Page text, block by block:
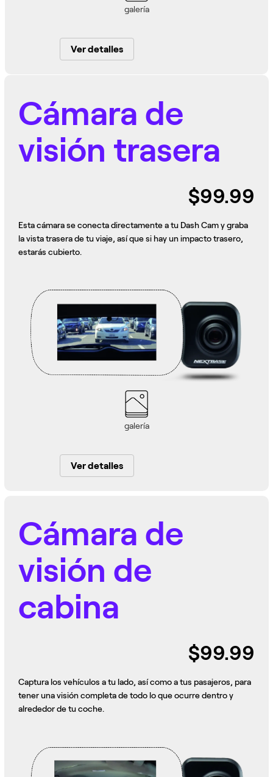
galería
Ver detalles
Cámara de
visión trasera
$99.99
Esta cámara se conecta directamente a tu Dash Cam y graba
la vista trasera de tu viaje, así que si hay un impacto trasero,
estarás cubierto.
galería
Ver detalles
Cámara de
visión de
cabina
$99.99
Captura los vehículos a tu lado, así como a tus pasajeros, para
tener una visión completa de todo lo que ocurre dentro y
alrededor de tu coche.